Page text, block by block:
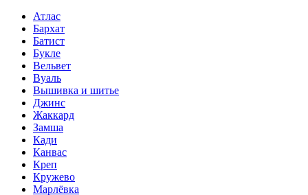
Атлас
Бархат
Батист
Букле
Вельвет
Вуаль
Вышивка и шитье
Джинс
Жаккард
Замша
Кади
Канвас
Креп
Кружево
Марлёвка